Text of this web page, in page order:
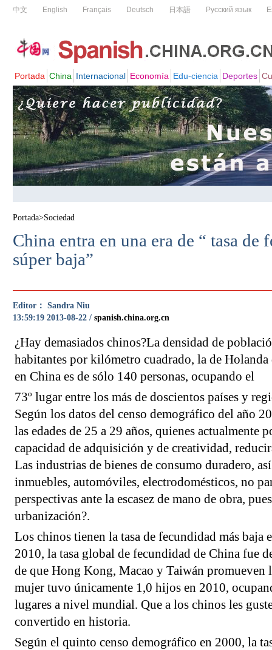
Portada>Sociedad
China entra en una era de “ tasa de
súper baja”
Editor： Sandra Niu
13:59:19 2013-08-22 / spanish.china.org.cn
¿Hay demasiados chinos?La densidad de
habitantes por kilómetro cuadrado, la de Holanda
en China es de sólo 140 personas, ocupando el
73º lugar entre los más de doscientos países y
Según los datos del censo demográfico del año
las edades de 25 a 29 años, quienes actualmente
capacidad de adquisición y de creatividad,
Las industrias de bienes de consumo duradero,
inmuebles, automóviles, electrodomésticos, no
perspectivas ante la escasez de mano de obra,
urbanización?.
Los chinos tienen la tasa de fecundidad más baja
2010, la tasa global de fecundidad de China fue
de que Hong Kong, Macao y Taiwán promueven
mujer tuvo únicamente 1,0 hijos en 2010,
lugares a nivel mundial. Que a los chinos les
convertido en historia.
Según el quinto censo demográfico en 2000, la